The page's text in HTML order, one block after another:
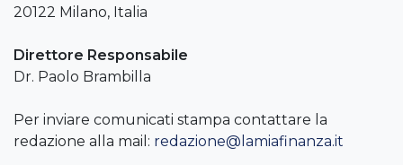
20122 Milano, Italia
Direttore Responsabile
Dr. Paolo Brambilla
Per inviare comunicati stampa contattare la
redazione alla mail: redazione@lamiafinanza.it